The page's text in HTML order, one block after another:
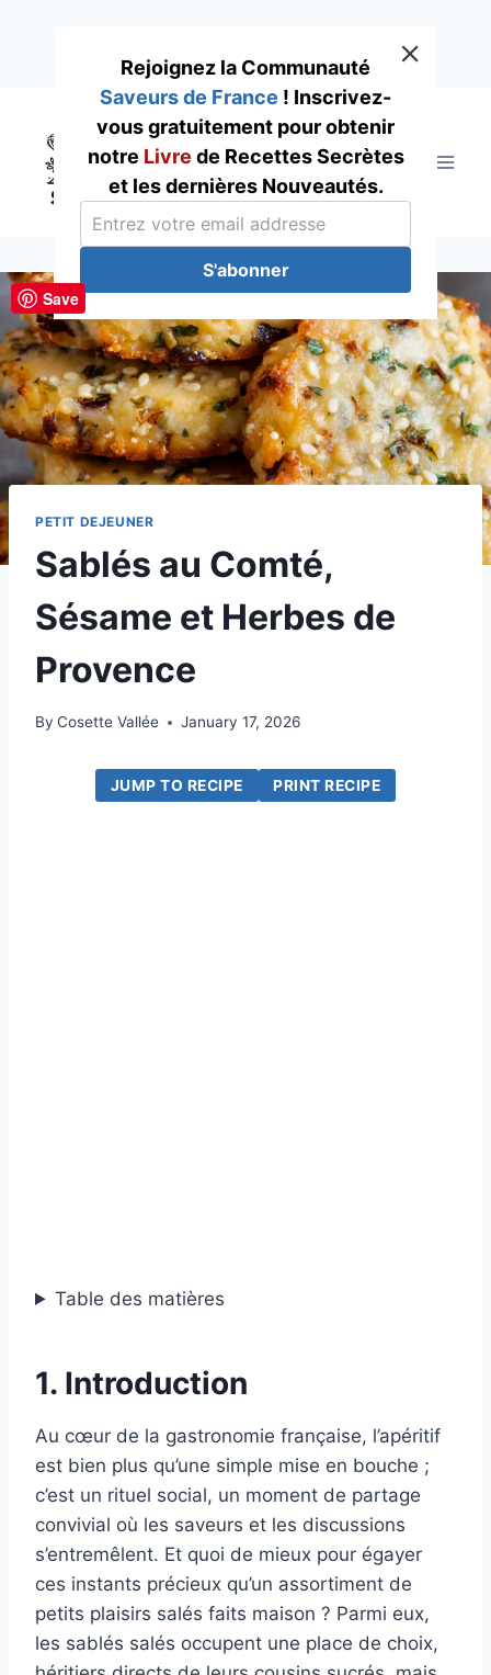
content
PETIT DEJEUNER
Sablés au Comté,
Sésame et Herbes de
Provence
By Cosette Vallée January 17, 2026
JUMP TO RECIPE PRINT RECIPE
Table des matières
1. Introduction
Au cœur de la gastronomie française, l’apéritif
est bien plus qu’une simple mise en bouche ;
c’est un rituel social, un moment de partage
convivial où les saveurs et les discussions
s’entremêlent. Et quoi de mieux pour égayer
ces instants précieux qu’un assortiment de
petits plaisirs salés faits maison ? Parmi eux,
les sablés salés occupent une place de choix,
Rejoignez la Communauté
Saveurs de France ! Inscrivez-
vous gratuitement pour obtenir
notre Livre de Recettes Secrètes
et les dernières Nouveautés.
S'abonner
Save